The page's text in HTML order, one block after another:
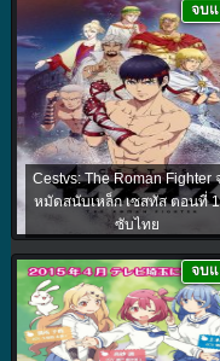
Cestvs: The Roman Fighter
หมัดสนับเหล็ก เซสทัส ตอนที่
ซับไทย
จบ
จบ